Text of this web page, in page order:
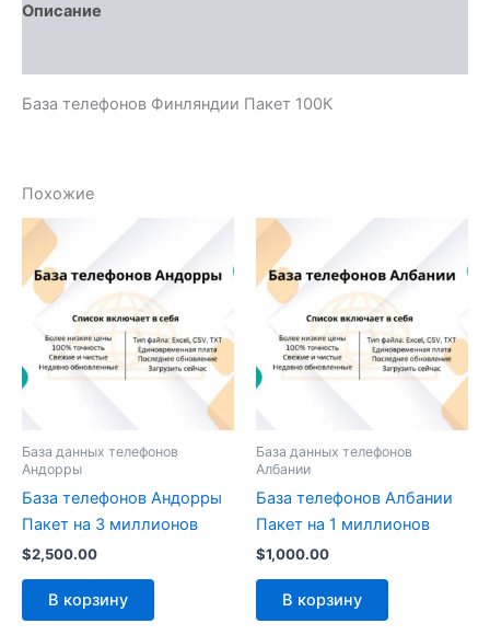
Описание
База телефонов Финляндии Пакет 100К
Похожие
База данных телефонов
Андорры
База телефонов Андорры
Пакет на 3 миллионов
$2,500.00
В корзину
База данных телефонов
Албании
База телефонов Албании
Пакет на 1 миллионов
$1,000.00
В корзину